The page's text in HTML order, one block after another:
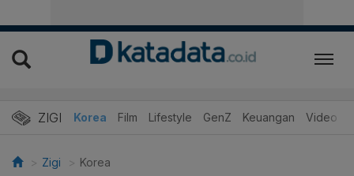
ZIGI
Hits Korea Film Lifestyle GenZ Keuangan Video
Zigi Korea